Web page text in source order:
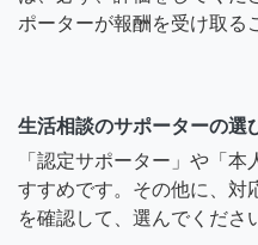
ポーターが報酬を受け取る
生活相談のサポーターの選
「認定サポーター」や「
すすめです。その他に、対
を確認して、選んでくださ